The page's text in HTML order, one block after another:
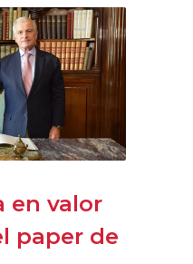
en valor
paper de